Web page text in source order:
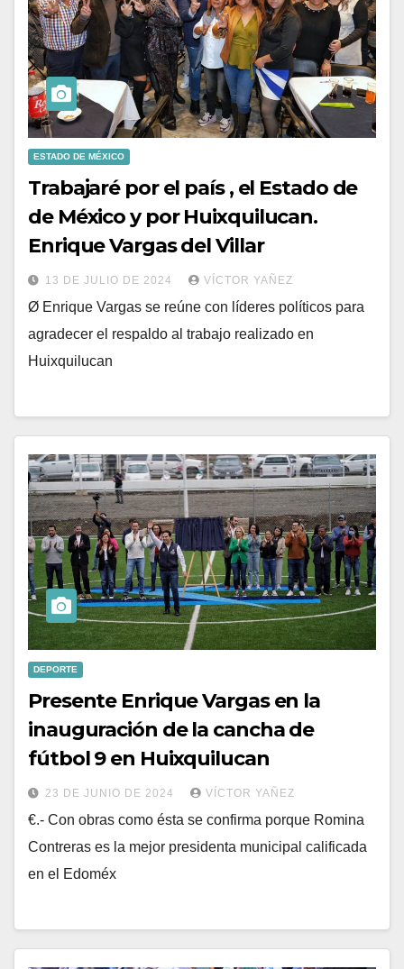
ESTADO DE MÉXICO
Trabajaré por el país , el Estado de
de México y por Huixquilucan.
Enrique Vargas del Villar
13 DE JULIO DE 2024 VÍCTOR YAÑEZ
Ø Enrique Vargas se reúne con líderes políticos para
agradecer el respaldo al trabajo realizado en
Huixquilucan
DEPORTE
Presente Enrique Vargas en la
inauguración de la cancha de
fútbol 9 en Huixquilucan
23 DE JUNIO DE 2024 VÍCTOR YAÑEZ
€.- Con obras como ésta se confirma porque Romina
Contreras es la mejor presidenta municipal calificada
en el Edoméx